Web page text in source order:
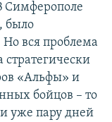
Симферополе
было
вся проблема
стратегически
«Альфы» и
бойцов – то
уже пару дней